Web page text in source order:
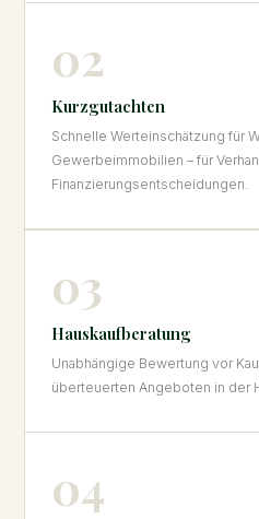
02
Kurzgutachten
Schnelle Werteinschätzung für
Gewerbeimmobilien – für
Finanzierungsentscheidungen.
03
Hauskaufberatung
Unabhängige Bewertung vor
überteuerten Angeboten in der
04